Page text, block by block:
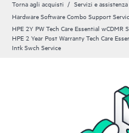
Torna agli acquisti Servizi e assistenza
Hardware Software Combo Support
HPE 2Y PW Tech Care Essential wCDMR
HPE 2 Year Post Warranty Tech Care
Intk Swch Service